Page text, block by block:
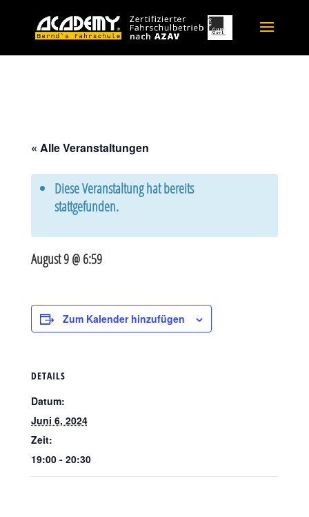
« Alle Veranstaltungen
Diese Veranstaltung hat bereits
stattgefunden.
August 9 @ 6:59
Zum Kalender hinzufügen
DETAILS
Datum:
Juni 6, 2024
Zeit:
19:00 - 20:30